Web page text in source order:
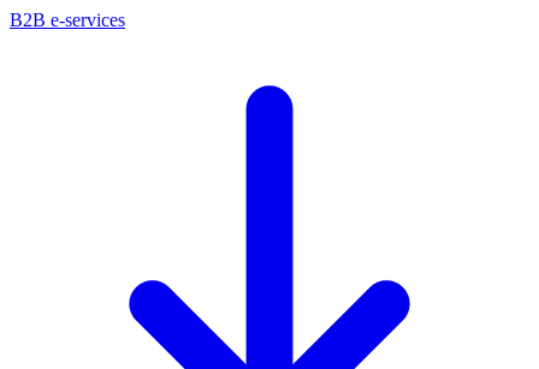
B2B e-services